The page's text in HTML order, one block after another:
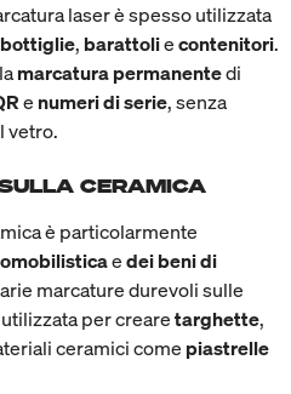
laser è spesso utilizzata
bottiglie, barattoliecontenitori.
marcatura permanentedi
e numeri di serie, senza
vetro.
CERAMICA
è particolarmente
edei beni di
marcature durevoli sulle
per crearetarghette,
ceramici come piastrelle